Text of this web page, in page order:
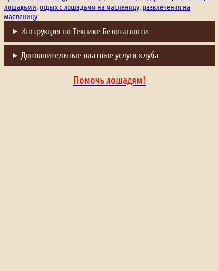
лошадьми отдых с лошадьми на масленицу развлечения на
масленицу
Инструкция по Технике Безопасности
Дополнительные платные услуги клуба
Помочь лошадям!